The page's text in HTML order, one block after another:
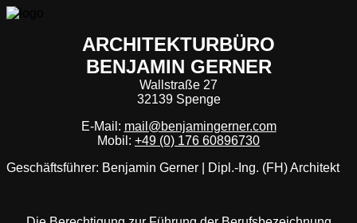
ARCHITEKTURBÜRO
BENJAMIN GERNER
Wallstraße 27
32139 Spenge
E-Mail: mail@benjamingerner.com
Mobil: +49 (0) 176 60896730
Geschäftsführer: Benjamin Gerner | Dipl.-Ing. (FH) Architekt